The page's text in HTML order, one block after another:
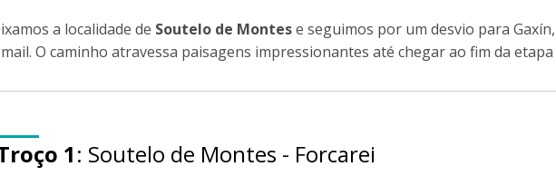
a localidade de Soutelo de Montese seguimos por um desvio para
O caminho atravessa paisagens impressionantes até chegar ao fim da etapa
1: Soutelo de Montes - Forcarei